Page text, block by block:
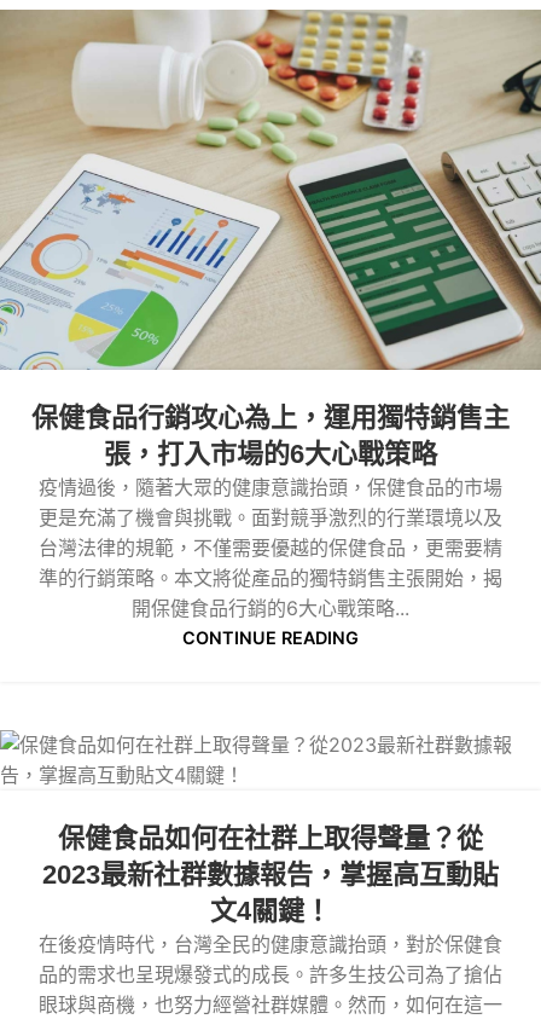
保健食品行銷攻心為上，運用獨特銷售主
張，打入市場的6大心戰策略
疫情過後，隨著大眾的健康意識抬頭，保健食品的市場
更是充滿了機會與挑戰。面對競爭激烈的行業環境以及
台灣法律的規範，不僅需要優越的保健食品，更需要精
準的行銷策略。本文將從產品的獨特銷售主張開始，揭
開保健食品行銷的6大心戰策略...
CONTINUE READING
保健食品如何在社群上取得聲量？從
2023最新社群數據報告，掌握高互動貼
文4關鍵！
在後疫情時代，台灣全民的健康意識抬頭，對於保健食
品的需求也呈現爆發式的成長。許多生技公司為了搶佔
眼球與商機，也努力經營社群媒體。然而，如何在這一